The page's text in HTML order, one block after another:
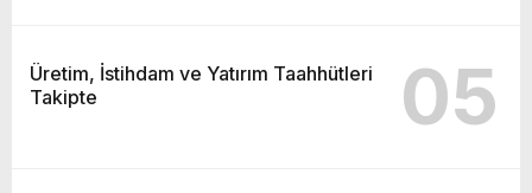
Üretim, İstihdam ve Yatırım Taahhütleri
Takipte
05